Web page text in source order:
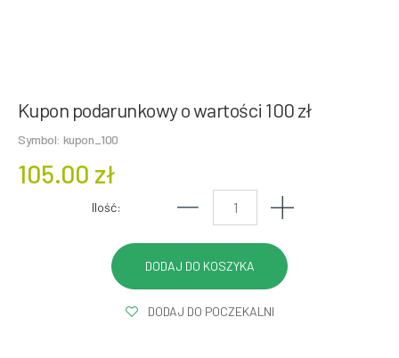
Kupon podarunkowy o wartości 100 zł
Symbol: kupon_100
105.00 zł
Ilość:
DODAJ DO POCZEKALNI